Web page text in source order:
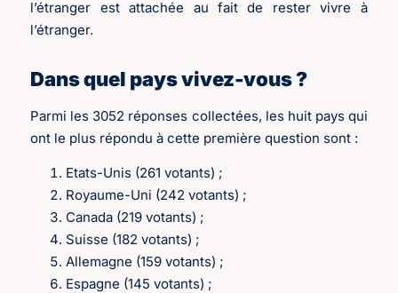
l’étranger est attachée au fait de rester vivre à
l’étranger.
Dans quel pays vivez-vous ?
Parmi les 3052 réponses collectées, les huit pays qui
ont le plus répondu à cette première question sont :
Etats-Unis (261 votants) ;
Royaume-Uni (242 votants) ;
Canada (219 votants) ;
Suisse (182 votants) ;
Allemagne (159 votants) ;
Espagne (145 votants) ;